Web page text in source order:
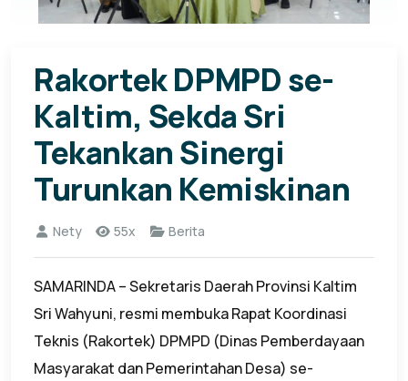
Rakortek DPMPD se-
Kaltim, Sekda Sri
Tekankan Sinergi
Turunkan Kemiskinan
Nety 55x Berita
SAMARINDA – Sekretaris Daerah Provinsi Kaltim
Sri Wahyuni, resmi membuka Rapat Koordinasi
Teknis (Rakortek) DPMPD (Dinas Pemberdayaan
Masyarakat dan Pemerintahan Desa) se-